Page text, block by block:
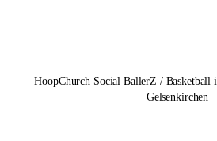
HoopChurch Social BallerZ / Basketball
Gelsenkirchen